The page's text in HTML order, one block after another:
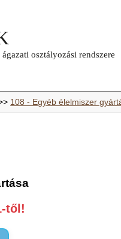
108 - Egyéb élelmiszer
től!